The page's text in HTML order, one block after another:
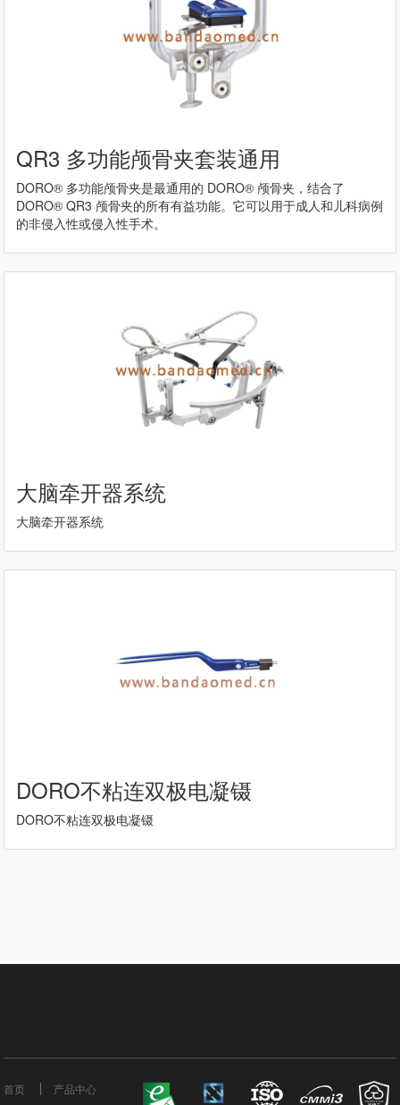
QR3 多功能颅骨夹套装通用
DORO® 多功能颅骨夹是最通用的 DORO® 颅骨夹，结合了
DORO® QR3 颅骨夹的所有有益功能。它可以用于成人和儿科病例
的非侵入性或侵入性手术。
大脑牵开器系统
大脑牵开器系统
DORO不粘连双极电凝镊
DORO不粘连双极电凝镊
首页 产品中心